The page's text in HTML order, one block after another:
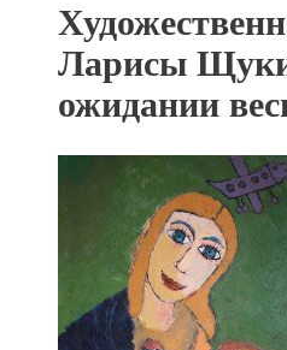
Ларисы
ожидании